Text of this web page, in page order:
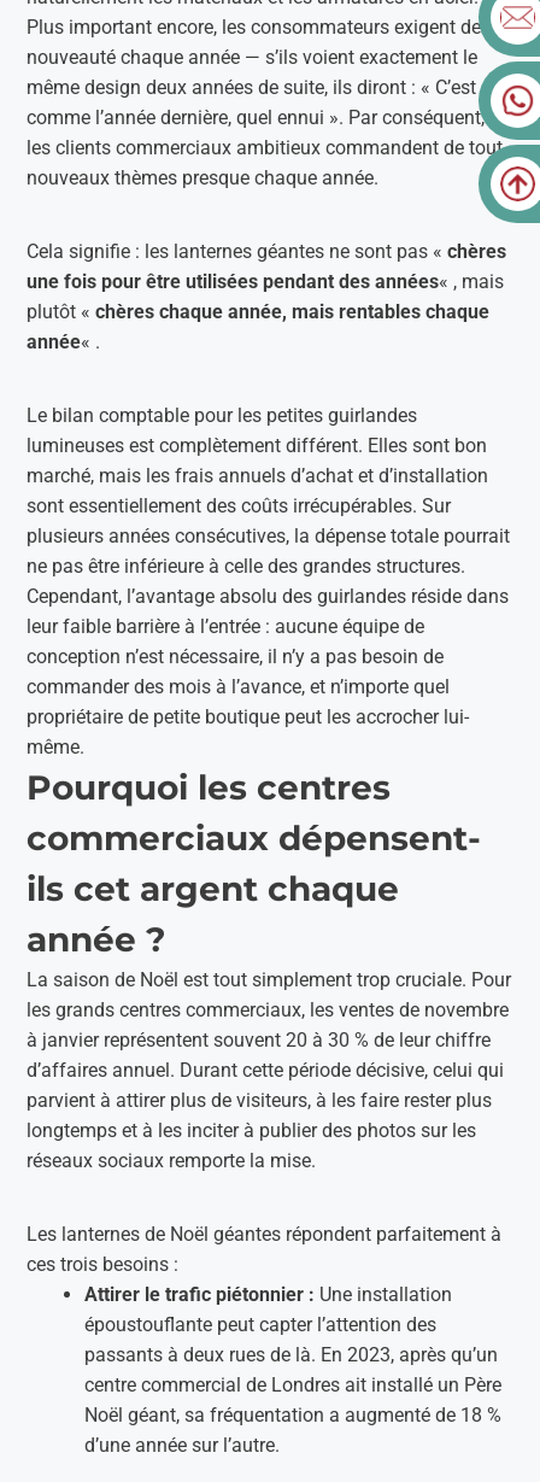
Plus important encore, les consommateurs exigent de la
nouveauté chaque année — s’ils voient exactement le
même design deux années de suite, ils diront : « C’est
comme l’année dernière, quel ennui ». Par conséquent,
les clients commerciaux ambitieux commandent de tout
nouveaux thèmes presque chaque année.
Cela signifie : les lanternes géantes ne sont pas «chères
une fois pour être utilisées pendant des années« , mais
plutôt «chères chaque année, mais rentables chaque
année« .
Le bilan comptable pour les petites guirlandes
lumineuses est complètement différent. Elles sont bon
marché, mais les frais annuels d’achat et d’installation
sont essentiellement des coûts irrécupérables. Sur
plusieurs années consécutives, la dépense totale pourrait
ne pas être inférieure à celle des grandes structures.
Cependant, l’avantage absolu des guirlandes réside dans
leur faible barrière à l’entrée : aucune équipe de
conception n’est nécessaire, il n’y a pas besoin de
commander des mois à l’avance, et n’importe quel
propriétaire de petite boutique peut les accrocher lui-
même.
Pourquoi les centres
commerciaux dépensent-
ils cet argent chaque
année ?
La saison de Noël est tout simplement trop cruciale. Pour
les grands centres commerciaux, les ventes de novembre
à janvier représentent souvent 20 à 30 % de leur chiffre
d’affaires annuel. Durant cette période décisive, celui qui
parvient à attirer plus de visiteurs, à les faire rester plus
longtemps et à les inciter à publier des photos sur les
réseaux sociaux remporte la mise.
Les lanternes de Noël géantes répondent parfaitement à
ces trois besoins :
Attirer le trafic piétonnier : Une installation
époustouflante peut capter l’attention des
passants à deux rues de là. En 2023, après qu’un
centre commercial de Londres ait installé un Père
Noël géant, sa fréquentation a augmenté de 18 %
d’une année sur l’autre.